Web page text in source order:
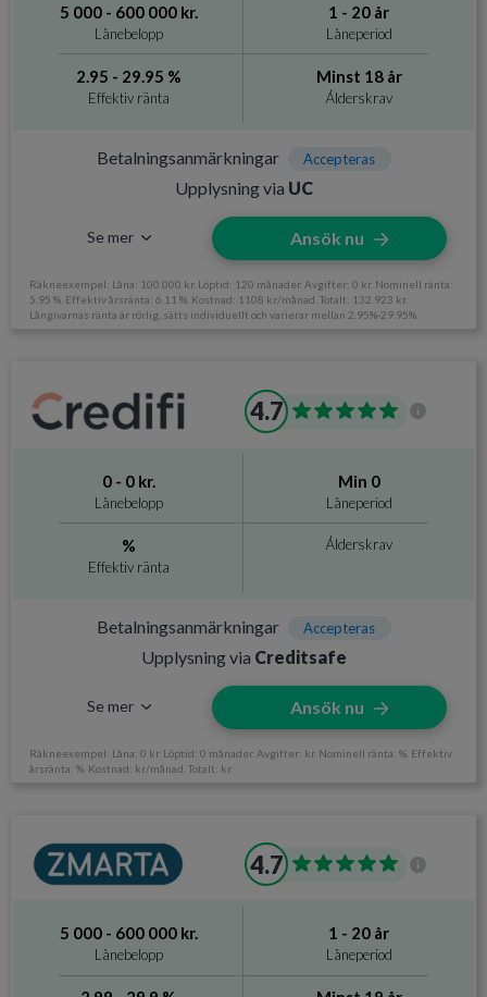
Inkomstkrav 12 500 kr/mån
5 000 - 600 000 kr.
Lånebelopp
1 - 20 år
Låneperiod
2.95 - 29.95 %
Effektiv ränta
Minst 18 år
Ålderskrav
Betalningsanmärkningar Accepteras
Upplysning via UC
Se mer Ansök nu
Räkneexempel: Låna: 100.000 kr. Löptid: 120 månader. Avgifter: 0 kr. Nominell ränta:
5.95 %. Effektiv årsränta: 6.11 %. Kostnad: 1108 kr/månad. Totalt: 132.923 kr.
Långivarnas ränta är rörlig, sätts individuellt och varierar mellan 2.95%-29.95%.
Utan UC Nej
Direktutbetalning Ja, varierar mellan långivare
Krav och avgifter
4.7
0 - 0 kr.
Lånebelopp
Min 0
Låneperiod
%
Effektiv ränta
Ålderskrav
Betalningsanmärkningar Accepteras
Upplysning via Creditsafe
Se mer Ansök nu
Räkneexempel: Låna: 0 kr. Löptid: 0 månader. Avgifter: kr. Nominell ränta: %. Effektiv
årsränta: %. Kostnad: kr/månad. Totalt: kr.
Utan UC Ja
Direktutbetalning Ja, dygnet runt
Krav och avgifter
4.7
5 000 - 600 000 kr.
Lånebelopp
1 - 20 år
Låneperiod